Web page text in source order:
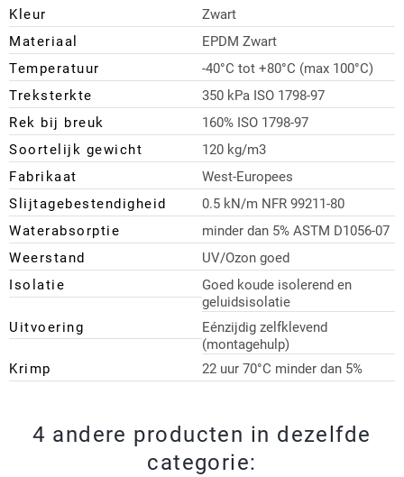
Kleur
Zwart
Materiaal
EPDM Zwart
Temperatuur
-40°C tot +80°C (max 100°C)
Treksterkte
350 kPa ISO 1798-97
Rek bij breuk
160% ISO 1798-97
Soortelijk gewicht
120 kg/m3
Fabrikaat
West-Europees
Slijtagebestendigheid
0.5 kN/m NFR 99211-80
Waterabsorptie
minder dan 5% ASTM D1056-07
Weerstand
UV/Ozon goed
Isolatie
Goed koude isolerend en
geluidsisolatie
Uitvoering
Eénzijdig zelfklevend
(montagehulp)
Krimp
22 uur 70°C minder dan 5%
4 andere producten in dezelfde
categorie: